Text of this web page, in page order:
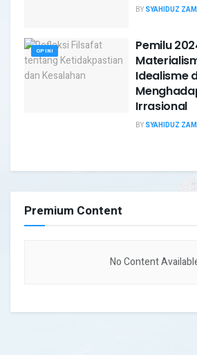
BY SYAHIDUZ
OPINI
Pemilu
Idealisme
Irrasional
BY SYAHIDUZ
Premium Content
No Content